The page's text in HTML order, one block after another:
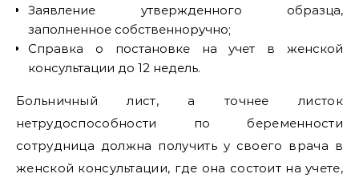
Заявление утвержденного образца,
заполненное собственноручно;
Справка о постановке на учет в женской
консультации до 12 недель.
Больничный лист, а точнее листок
нетрудоспособности по беременности
сотрудница должна получить у своего врача в
женской консультации, где она состоит на учете,